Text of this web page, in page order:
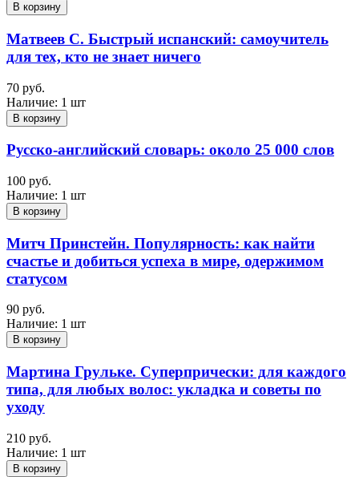
В корзину
Матвеев С. Быстрый испанский: самоучитель
для тех, кто не знает ничего
70 руб.
Наличие: 1 шт
В корзину
Русско-английский словарь: около 25 000 слов
100 руб.
Наличие: 1 шт
В корзину
Митч Принстейн. Популярность: как найти
счастье и добиться успеха в мире, одержимом
статусом
90 руб.
Наличие: 1 шт
В корзину
Мартина Грульке. Суперпрически: для каждого
типа, для любых волос: укладка и советы по
уходу
210 руб.
Наличие: 1 шт
В корзину